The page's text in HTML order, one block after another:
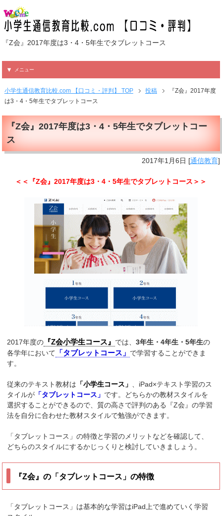
『Z会』2017年度は3・4・5年生でタブレットコース
メニュー
小学生通信教育比較.com 【口コミ・評判】 TOP 投稿
『Z会』2017年度
は3・4・5年生でタブレットコース
『Z会』2017年度は3・4・5年生でタブレットコー
ス
2017年1月6日 [通信教育]
＜＜『Z会』2017年度は3・4・5年生でタブレットコース＞＞
2017年度の 『Z会小学生コース』 では、3年生・4年生・5年生の
各学年において
「タブレットコース」 で学習することができま
す。
従来のテキスト教材は 「小学生コース」
、iPad×テキスト学習のス
タイルが 「タブレットコース」 です。どちらかの教材スタイルを
選択することができるので、質の高さで評判のある『Z会』の学習
法を自分に合わせた教材スタイルで勉強ができます。
「タブレットコース」の特徴と学習のメリットなどを確認して、
どちらのスタイルにするかじっくりと検討していきましょう。
『Z会』の「タブレットコース」の特徴
「タブレットコース」は基本的な学習はiPad上で進めていく学習